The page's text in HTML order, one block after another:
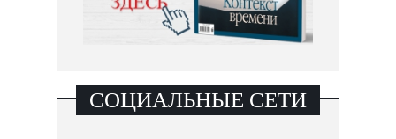
СОЦИАЛЬНЫЕ СЕТИ